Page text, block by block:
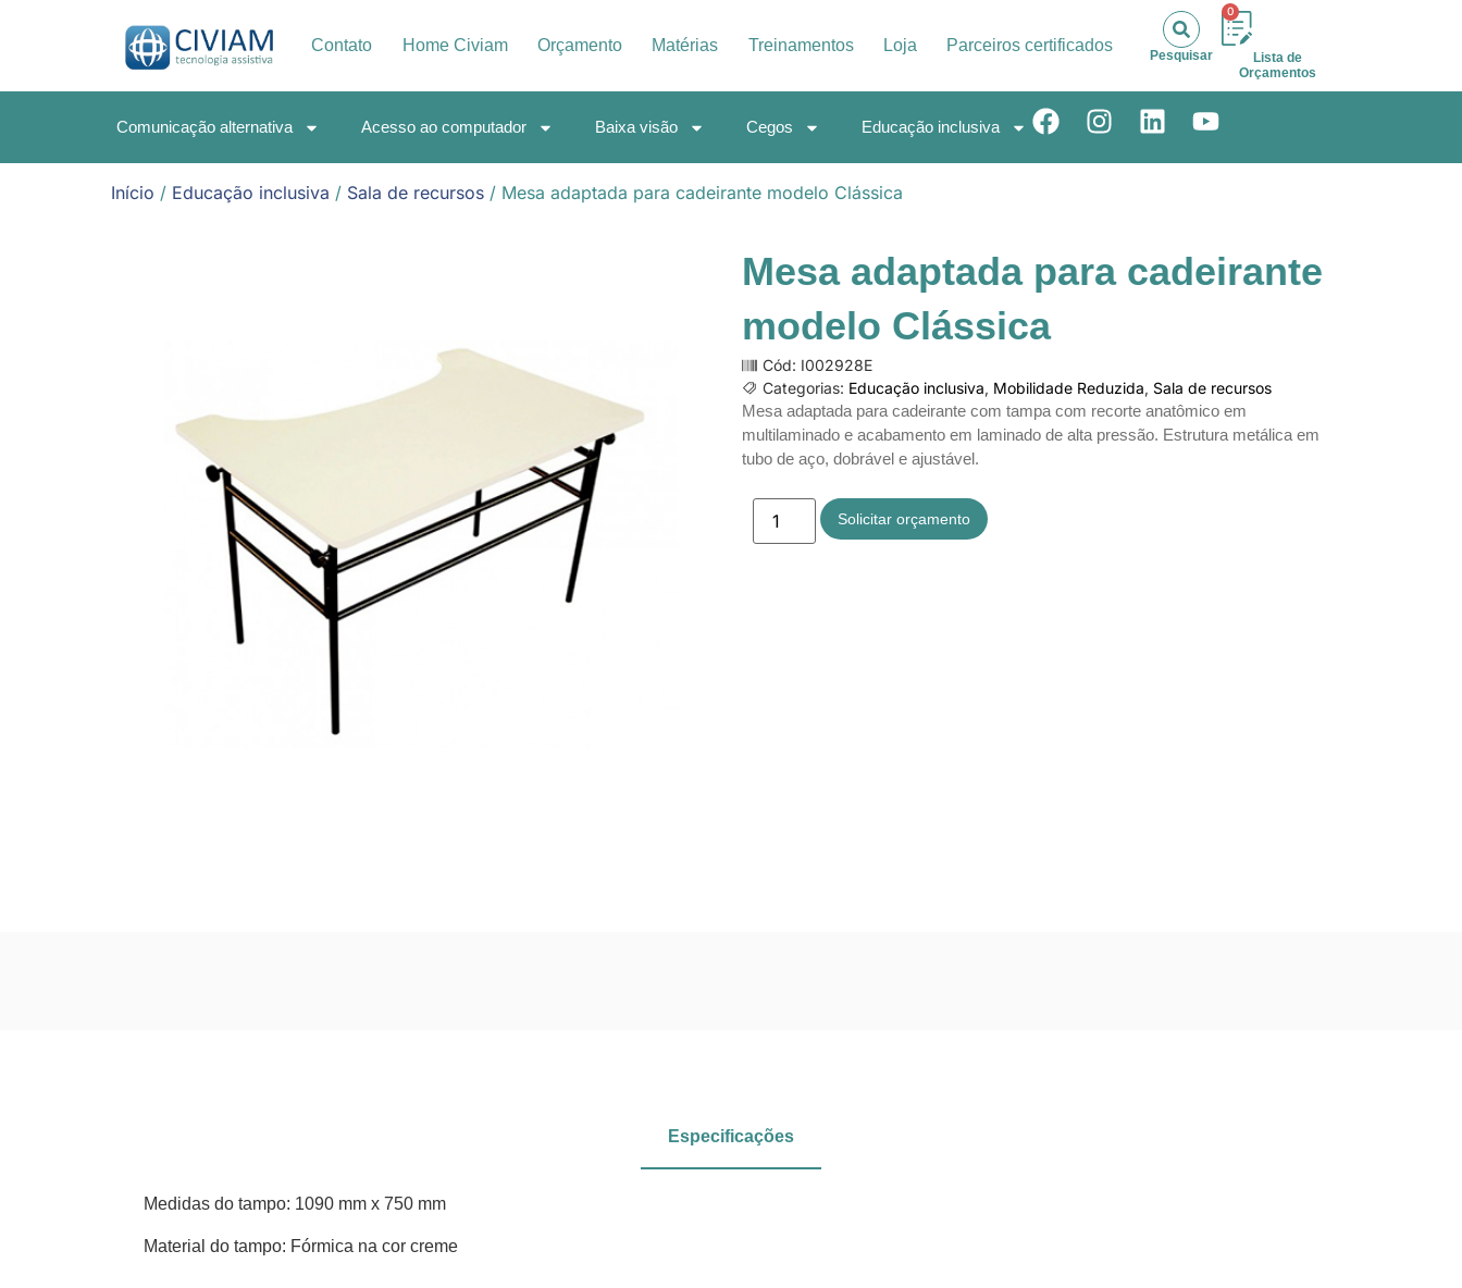
Contato Home Civiam Orçamento Matérias Treinamentos Loja Parceiros certificados
Pesquisar
0
Lista de
Orçamentos
Comunicação alternativa Acesso ao computador Baixa visão Cegos Educação inclusiva
Início / Educação inclusiva / Sala de recursos / Mesa adaptada para cadeirante modelo Clássica
Mesa adaptada para cadeirante
modelo Clássica
Cód: I002928E
Categorias: Educação inclusiva, Mobilidade Reduzida, Sala de recursos
Mesa adaptada para cadeirante com tampa com recorte anatômico em
multilaminado e acabamento em laminado de alta pressão. Estrutura metálica em
tubo de aço, dobrável e ajustável.
Solicitar orçamento
Especificações
Medidas do tampo: 1090 mm x 750 mm
Material do tampo: Fórmica na cor creme